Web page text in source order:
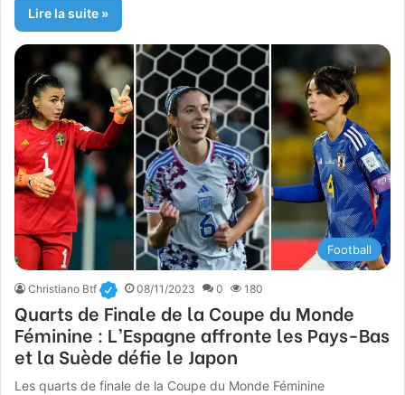
Lire la suite »
Football
Christiano Btf 08/11/2023 0 180
Quarts de Finale de la Coupe du Monde
Féminine : L’Espagne affronte les Pays-Bas
et la Suède défie le Japon
Les quarts de finale de la Coupe du Monde Féminine